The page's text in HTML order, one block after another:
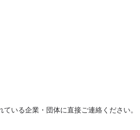
いる企業・団体に直接ご連絡ください。